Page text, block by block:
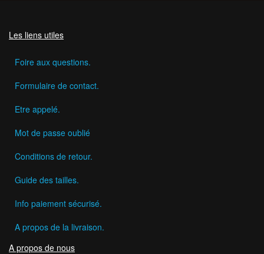
Les liens utiles
Foire aux questions.
Formulaire de contact.
Etre appelé.
Mot de passe oublié
Conditions de retour.
Guide des tailles.
Info paiement sécurisé.
A propos de la livraison.
A propos de nous